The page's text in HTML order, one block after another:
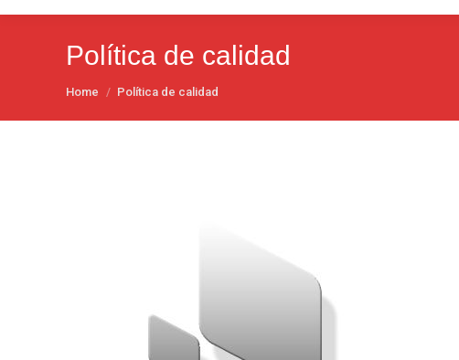
Política de calidad
You are here:
Home Política de calidad